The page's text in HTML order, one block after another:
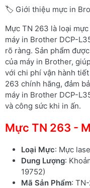
🏷️ Giới thiệu mực in
Mực TN 263 là loại
máy in Brother DCP-
rõ ràng. Sản phẩm
của máy in Brother,
với chi phí vận hành
263 chính hãng, đảm
máy in Brother DCP-
và công sức khi in ấn.
Mực TN 263 -
Loại Mực: Mực
Dung Lượng:
19752)
Mã Sản Phẩm: